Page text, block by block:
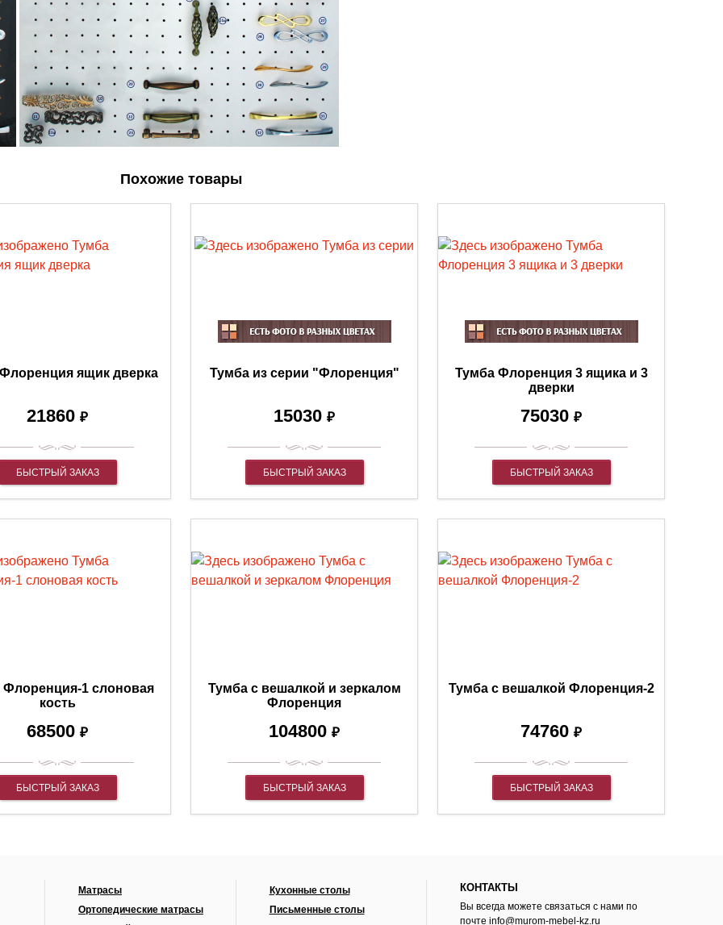
Похожие товары
ящик дверка
21860 ₽
БЫСТРЫЙ ЗАКАЗ
Тумба из серии "Флоренция"
15030 ₽
БЫСТРЫЙ ЗАКАЗ
Тумба Флоренция 3 ящика и 3
дверки
75030 ₽
БЫСТРЫЙ ЗАКАЗ
Флоренция-1 слоновая
кость
68500 ₽
БЫСТРЫЙ ЗАКАЗ
Тумба с вешалкой и зеркалом
Флоренция
104800 ₽
БЫСТРЫЙ ЗАКАЗ
Тумба с вешалкой Флоренция-2
74760 ₽
БЫСТРЫЙ ЗАКАЗ
Матрасы
Ортопедические матрасы
Кухонные столы
Письменные столы
КОНТАКТЫ
Вы всегда можете связаться с нами по
почте info@murom-mebel-kz.ru